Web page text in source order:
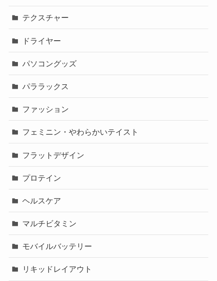
テクスチャー
ドライヤー
パソコングッズ
パララックス
ファッション
フェミニン・やわらかいテイスト
フラットデザイン
プロテイン
ヘルスケア
マルチビタミン
モバイルバッテリー
リキッドレイアウト